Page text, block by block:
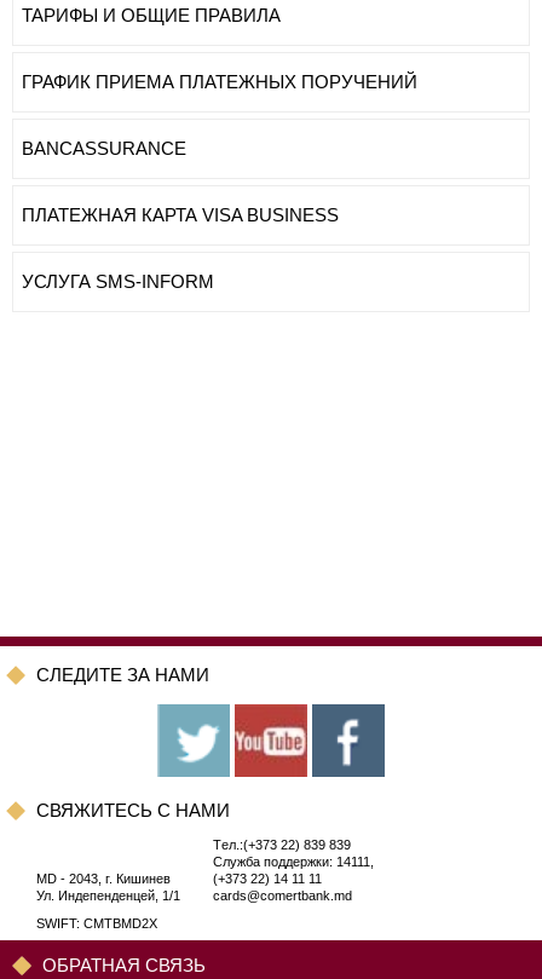
ТАРИФЫ И ОБЩИЕ ПРАВИЛА
ГРАФИК ПРИЕМА ПЛАТЕЖНЫХ ПОРУЧЕНИЙ
BANCASSURANCE
ПЛАТЕЖНАЯ КАРТА VISA BUSINESS
УСЛУГА SMS-INFORM
CЛЕДИТЕ ЗА НАМИ
CВЯЖИТЕСЬ С НАМИ
MD - 2043, г. Кишинев
Ул. Индепенденцей, 1/1
Tел.:(+373 22) 839 839
Служба поддержки: 14111,
(+373 22) 14 11 11
cards@comertbank.md
SWIFT: CMTBMD2X
ОБРАТНАЯ СВЯЗЬ